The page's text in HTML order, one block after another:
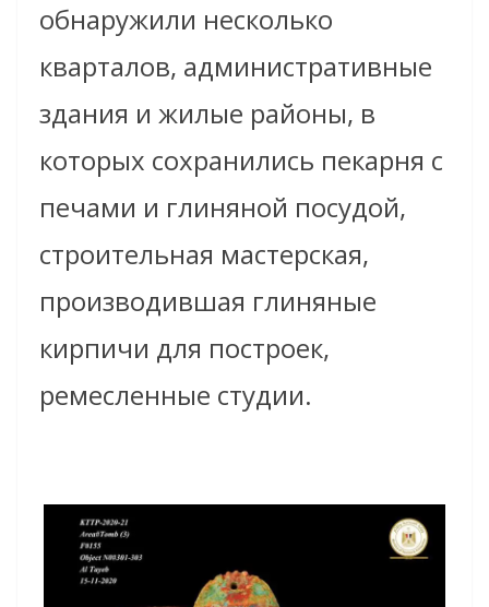
обнаружили несколько
кварталов, административные
здания и жилые районы, в
которых сохранились пекарня с
печами и глиняной посудой,
строительная мастерская,
производившая глиняные
кирпичи для построек,
ремесленные студии.